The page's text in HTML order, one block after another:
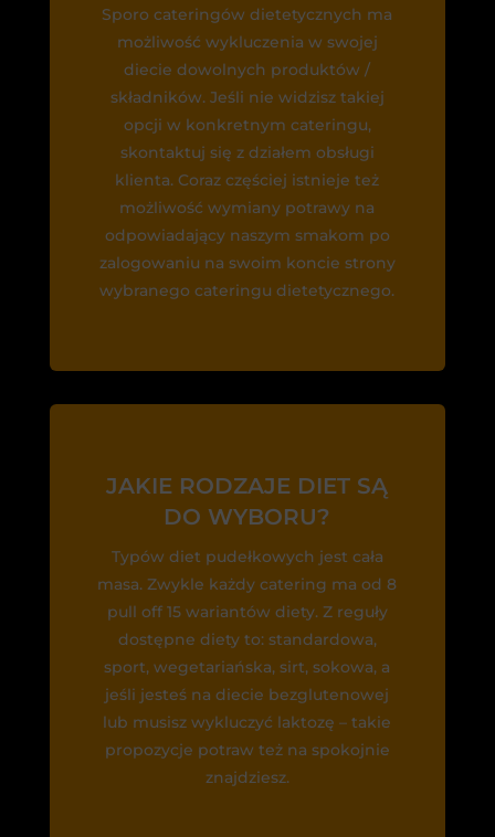
Sporo cateringów dietetycznych ma
możliwość wykluczenia w swojej
diecie dowolnych produktów /
składników. Jeśli nie widzisz takiej
opcji w konkretnym cateringu,
skontaktuj się z działem obsługi
klienta. Coraz częściej istnieje też
możliwość wymiany potrawy na
odpowiadający naszym smakom po
zalogowaniu na swoim koncie strony
wybranego cateringu dietetycznego.
JAKIE RODZAJE DIET SĄ
DO WYBORU?
Typów diet pudełkowych jest cała
masa. Zwykle każdy catering ma od 8
pull off 15 wariantów diety. Z reguły
dostępne diety to: standardowa,
sport, wegetariańska, sirt, sokowa, a
jeśli jesteś na diecie bezglutenowej
lub musisz wykluczyć laktozę – takie
propozycje potraw też na spokojnie
znajdziesz.